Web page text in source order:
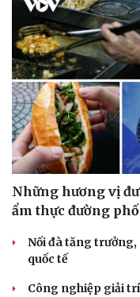
Những hương vị
ẩm thực đường
Nối đà tăng
quốc tế
Công nghiệp giải